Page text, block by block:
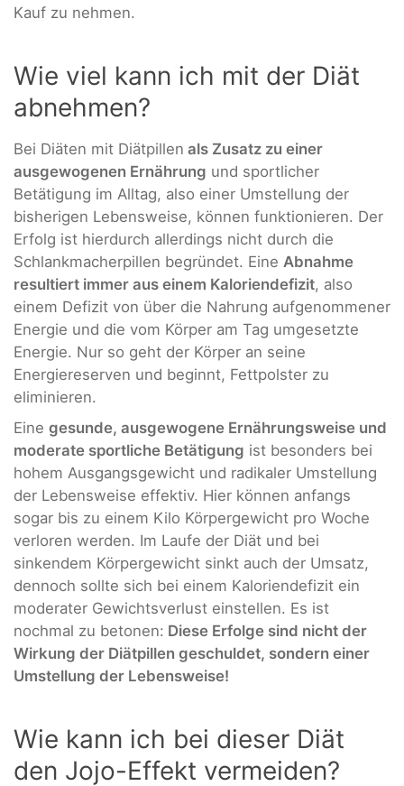
Kauf zu nehmen.
Wie viel kann ich mit der Diät
abnehmen?
Bei Diäten mit Diätpillen als Zusatz zu einer
ausgewogenen Ernährung und sportlicher
Betätigung im Alltag, also einer Umstellung der
bisherigen Lebensweise, können funktionieren. Der
Erfolg ist hierdurch allerdings nicht durch die
Schlankmacherpillen begründet. Eine Abnahme
resultiert immer aus einem Kaloriendefizit, also
einem Defizit von über die Nahrung aufgenommener
Energie und die vom Körper am Tag umgesetzte
Energie. Nur so geht der Körper an seine
Energiereserven und beginnt, Fettpolster zu
eliminieren.
Eine gesunde, ausgewogene Ernährungsweise und
moderate sportliche Betätigung ist besonders bei
hohem Ausgangsgewicht und radikaler Umstellung
der Lebensweise effektiv. Hier können anfangs
sogar bis zu einem Kilo Körpergewicht pro Woche
verloren werden. Im Laufe der Diät und bei
sinkendem Körpergewicht sinkt auch der Umsatz,
dennoch sollte sich bei einem Kaloriendefizit ein
moderater Gewichtsverlust einstellen. Es ist
nochmal zu betonen: Diese Erfolge sind nicht der
Wirkung der Diätpillen geschuldet, sondern einer
Umstellung der Lebensweise!
Wie kann ich bei dieser Diät
den Jojo-Effekt vermeiden?